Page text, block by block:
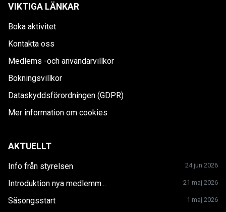
VIKTIGA LÄNKAR
Boka aktivitet
Kontakta oss
Medlems -och användarvillkor
Bokningsvillkor
Dataskyddsförordningen (GDPR)
Mer information om cookies
AKTUELLT
Info från styrelsen 24 jun 2026
Introduktion nya medlemm... 21 maj 2026
Säsongsstart 1 maj 2026